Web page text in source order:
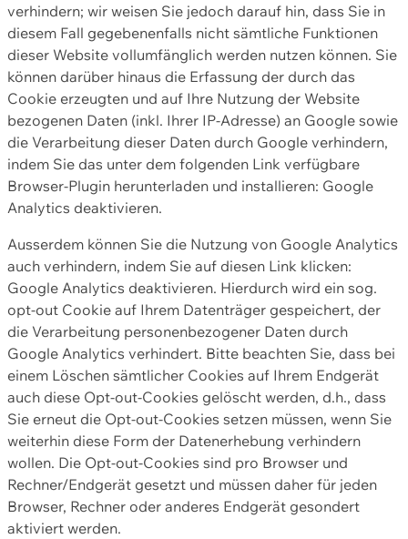
verhindern; wir weisen Sie jedoch darauf hin, dass Sie in
diesem Fall gegebenenfalls nicht sämtliche Funktionen
dieser Website vollumfänglich werden nutzen können. Sie
können darüber hinaus die Erfassung der durch das
Cookie erzeugten und auf Ihre Nutzung der Website
bezogenen Daten (inkl. Ihrer IP-Adresse) an Google sowie
die Verarbeitung dieser Daten durch Google verhindern,
indem Sie das unter dem folgenden Link verfügbare
Browser-Plugin herunterladen und installieren: Google
Analytics deaktivieren.
Ausserdem können Sie die Nutzung von Google Analytics
auch verhindern, indem Sie auf diesen Link klicken:
Google Analytics deaktivieren. Hierdurch wird ein sog.
opt-out Cookie auf Ihrem Datenträger gespeichert, der
die Verarbeitung personenbezogener Daten durch
Google Analytics verhindert. Bitte beachten Sie, dass bei
einem Löschen sämtlicher Cookies auf Ihrem Endgerät
auch diese Opt-out-Cookies gelöscht werden, d.h., dass
Sie erneut die Opt-out-Cookies setzen müssen, wenn Sie
weiterhin diese Form der Datenerhebung verhindern
wollen. Die Opt-out-Cookies sind pro Browser und
Rechner/Endgerät gesetzt und müssen daher für jeden
Browser, Rechner oder anderes Endgerät gesondert
aktiviert werden.